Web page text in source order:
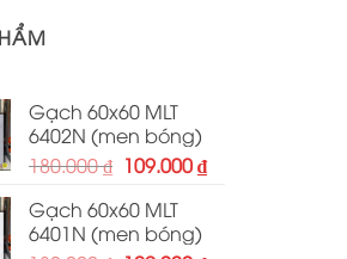
Gạch 60x60 MLT
6402N (men bóng)
180.000₫ Giá
là:
180.000 ₫.
109.000₫Giá
Gạch 60x60 MLT
6401N (men bóng)